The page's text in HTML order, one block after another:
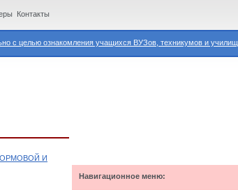
с целью ознакомления учащихся ВУЗов, техникумов и училищ.
Контакты
И
Навигационное меню: